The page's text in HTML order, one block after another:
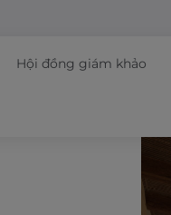
Hội đồng giám khảo